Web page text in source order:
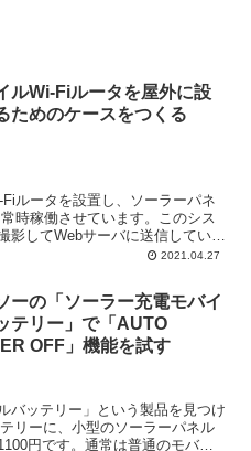
ルWi-Fiルータを屋外に設
ためのケースをつくる
ルータを設置し、ソーラーパネ
時稼働させています。このシス
してWebサーバに送信している
2021.04.27
ーの「ソーラー充電モバイ
テリー」で「AUTO
OFF」機能を試す
バッテリー」という製品を見つけ
リーに、小型のソーラーパネル
円です。通常は普通のモバイ